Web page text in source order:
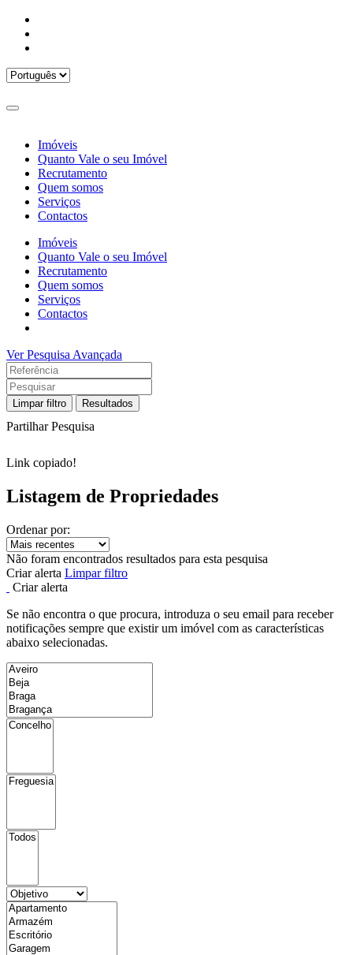
Imóveis
Quanto Vale o seu Imóvel
Recrutamento
Quem somos
Serviços
Contactos
Imóveis
Quanto Vale o seu Imóvel
Recrutamento
Quem somos
Serviços
Contactos
Ver Pesquisa Avançada
Limpar filtro Resultados
Partilhar Pesquisa
Link copiado!
Listagem de Propriedades
Ordenar por:
Não foram encontrados resultados para esta pesquisa
Criar alerta Limpar filtro
Criar alerta
Se não encontra o que procura, introduza o seu email para receber
notificações sempre que existir um imóvel com as características
abaixo selecionadas.